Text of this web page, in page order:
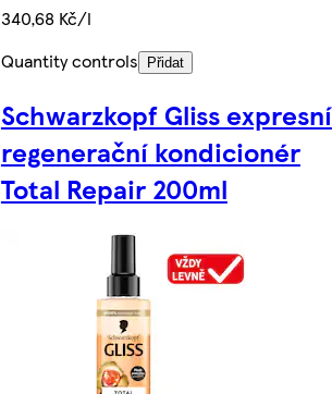
340,68 Kč/l
Quantity controls
Přidat
Schwarzkopf Gliss expresní
regenerační kondicionér
Total Repair 200ml